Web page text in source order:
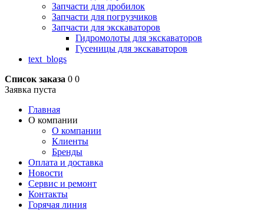
Запчасти для дробилок
Запчасти для погрузчиков
Запчасти для экскаваторов
Гидромолоты для экскаваторов
Гусеницы для экскаваторов
text_blogs
Список заказа 0 0
Заявка пуста
Главная
О компании
О компании
Клиенты
Бренды
Оплата и доставка
Новости
Сервис и ремонт
Контакты
Горячая линия